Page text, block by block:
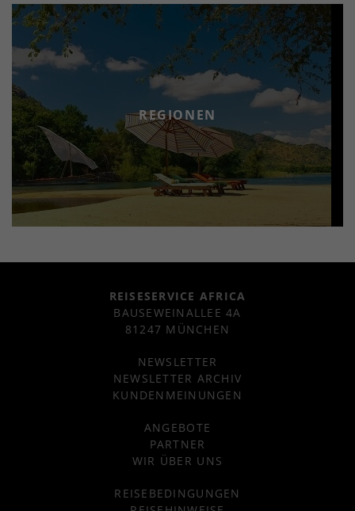
REGIONEN
REISESERVICE AFRICA
BAUSEWEINALLEE 4A
81247 MÜNCHEN
NEWSLETTER
NEWSLETTER ARCHIV
KUNDENMEINUNGEN
ANGEBOTE
PARTNER
WIR ÜBER UNS
REISEBEDINGUNGEN